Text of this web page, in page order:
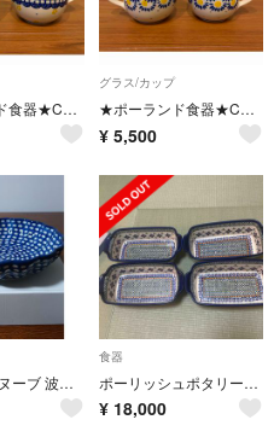
★ポーランド食器★Ceramika Artystyczna社 ペアマグカップ
グラス/カップ
★ポーランド食器★Ceramika Artystyczna社 ペアマグカップ
¥ 5,500
セラミカ ドヌーブ 波型盛鉢(23.5cm)箱付き 深鉢 ポーランド食器
食器
ポーリッシュポタリー お皿 新品未使用 4枚
¥ 18,000